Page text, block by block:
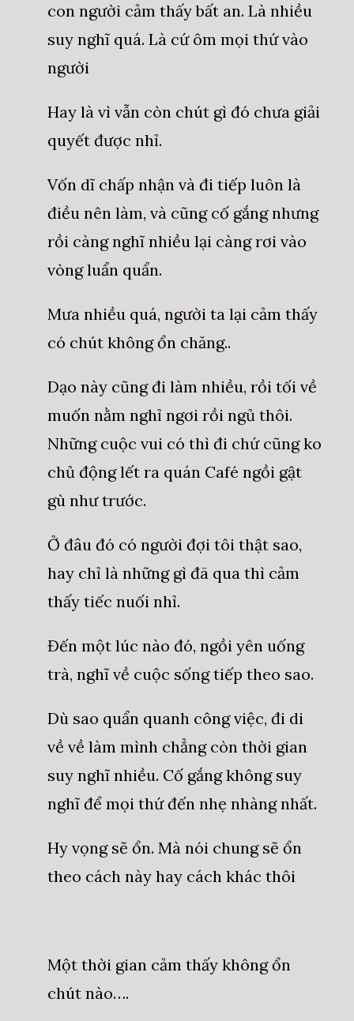
con người cảm thấy bất an. Là nhiều
suy nghĩ quá. Là cứ ôm mọi thứ vào
người
Hay là vì vẫn còn chút gì đó chưa giải
quyết được nhỉ.
Vốn dĩ chấp nhận và đi tiếp luôn là
điều nên làm, và cũng cố gắng nhưng
rồi càng nghĩ nhiều lại càng rơi vào
vòng luẩn quẩn.
Mưa nhiều quá, người ta lại cảm thấy
có chút không ổn chăng..
Dạo này cũng đi làm nhiều, rồi tối về
muốn nằm nghỉ ngơi rồi ngủ thôi.
Những cuộc vui có thì đi chứ cũng ko
chủ động lết ra quán Café ngồi gật
gù như trước.
Ở đâu đó có người đợi tôi thật sao,
hay chỉ là những gì đã qua thì cảm
thấy tiếc nuối nhỉ.
Đến một lúc nào đó, ngồi yên uống
trà, nghĩ về cuộc sống tiếp theo sao.
Dù sao quẩn quanh công việc, đi di
về về làm mình chẳng còn thời gian
suy nghĩ nhiều. Cố gắng không suy
nghĩ để mọi thứ đến nhẹ nhàng nhất.
Hy vọng sẽ ổn. Mà nói chung sẽ ổn
theo cách này hay cách khác thôi
Một thời gian cảm thấy không ổn
chút nào….